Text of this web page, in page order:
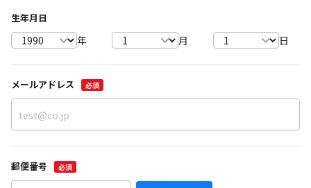
生年月日
年 月 日
メールアドレス 必須
郵便番号 必須